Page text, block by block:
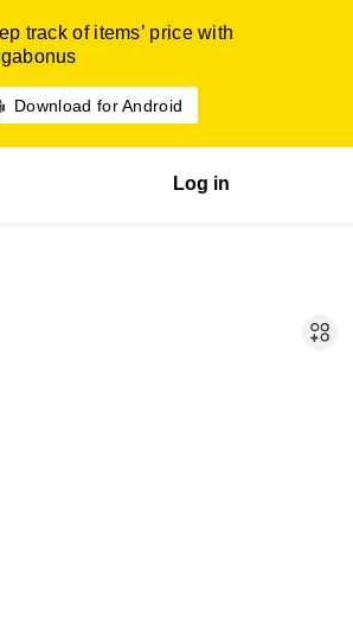
track of items’ price with
Download for Android
Log in